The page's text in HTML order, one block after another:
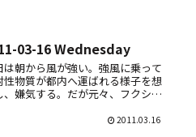
03-16 Wednesday
は朝から風が強い。強風に乗って
性物質が都内へ運ばれる様子を想
、嫌気する。だが元々、フクシマ
子力発電所だ。これも都民の自業
2011.03.16